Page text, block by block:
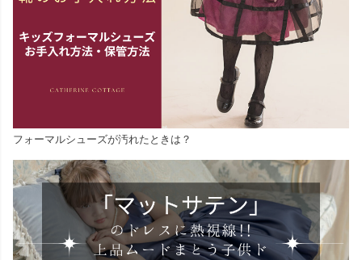
フォーマルシューズが汚れたときは？